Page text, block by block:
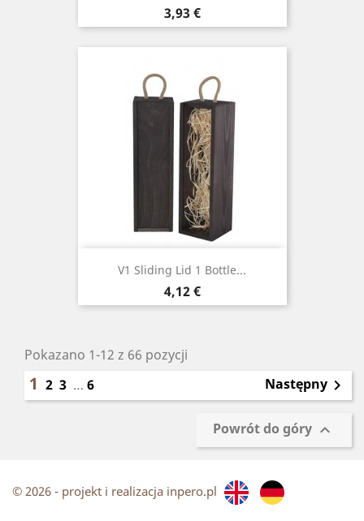
Cena
3,93 €
V1 Sliding Lid 1 Bottle...
Cena
4,12 €
Pokazano 1-12 z 66 pozycji
1 2 3 … 6 Następny 
Powrót do góry 
© 2026 - projekt i realizacja inpero.pl